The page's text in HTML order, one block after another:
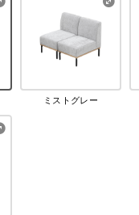
ミストグレー